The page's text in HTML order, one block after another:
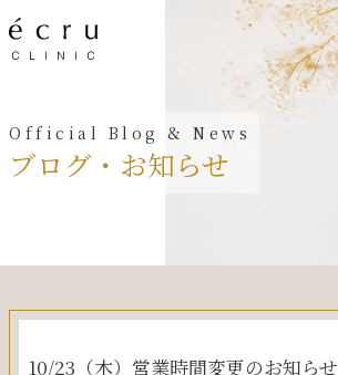
ブログ・お知らせ
10/23（木）営業時間変更のお知らせ